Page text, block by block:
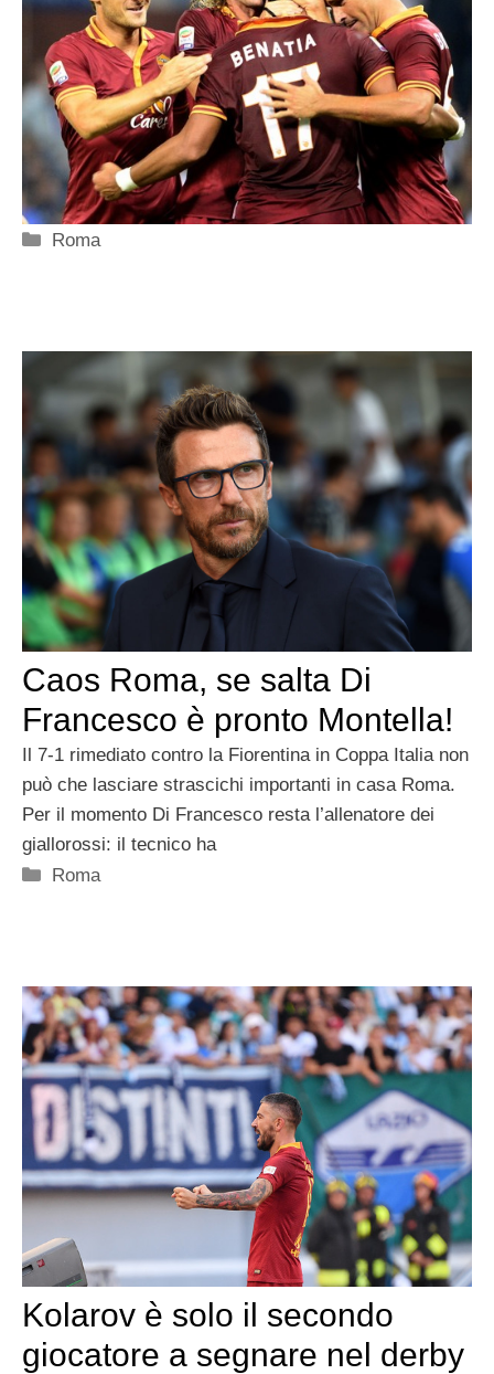
Categorie
Roma
Caos Roma, se salta Di
Francesco è pronto Montella!
Il 7-1 rimediato contro la Fiorentina in Coppa Italia non
può che lasciare strascichi importanti in casa Roma.
Per il momento Di Francesco resta l’allenatore dei
giallorossi: il tecnico ha
Categorie
Roma
Kolarov è solo il secondo
giocatore a segnare nel derby